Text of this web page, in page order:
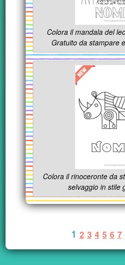
Colora il mandala del
Gratuito da stampare
Colora il rinoceronte da
selvaggio in stile
1 2 3 4 5 6 7